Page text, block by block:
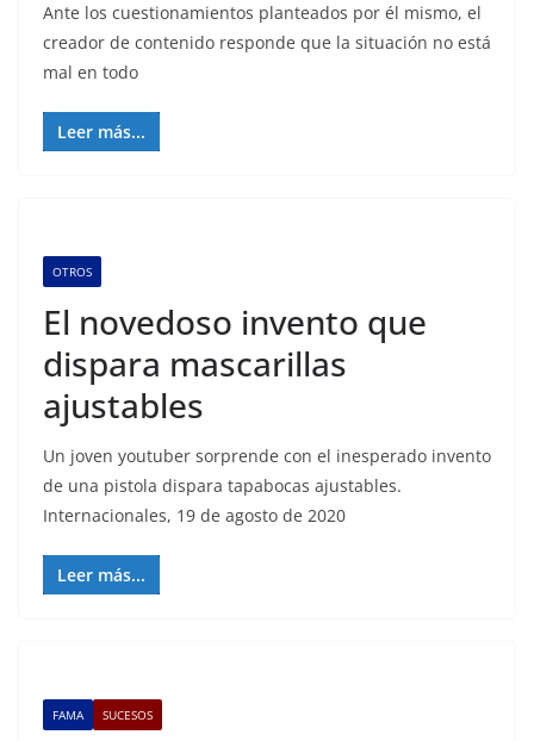
Ante los cuestionamientos planteados por él mismo, el
creador de contenido responde que la situación no está
mal en todo
Leer más...
OTROS
El novedoso invento que
dispara mascarillas
ajustables
Un joven youtuber sorprende con el inesperado invento
de una pistola dispara tapabocas ajustables.
Internacionales, 19 de agosto de 2020
Leer más...
FAMA SUCESOS